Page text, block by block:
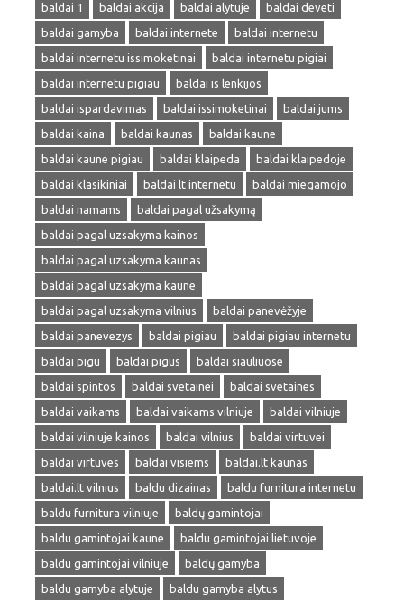
baldai 1
baldai akcija baldai alytuje
baldai deveti
baldai gamyba
baldai internete
baldai internetu
baldai internetu issimoketinai
baldai internetu pigiai
baldai internetu pigiau
baldai is lenkijos
baldai ispardavimas
baldai issimoketinai
baldai jums
baldai kaina
baldai kaunas
baldai kaune
baldai kaune pigiau
baldai klaipeda
baldai klaipedoje
baldai klasikiniai
baldai lt internetu
baldai miegamojo
baldai namams
baldai pagal užsakymą
baldai pagal uzsakyma kainos
baldai pagal uzsakyma kaunas
baldai pagal uzsakyma kaune
baldai pagal uzsakyma vilnius
baldai panevėžyje
baldai panevezys
baldai pigiau
baldai pigiau internetu
baldai pigu
baldai pigus
baldai siauliuose
baldai spintos
baldai svetainei
baldai svetaines
baldai vaikams
baldai vaikams vilniuje
baldai vilniuje
baldai vilniuje kainos
baldai vilnius
baldai virtuvei
baldai virtuves
baldai visiems
baldai.lt kaunas
baldai.lt vilnius
baldu dizainas
baldu furnitura internetu
baldu furnitura vilniuje
baldų gamintojai
baldu gamintojai kaune
baldu gamintojai lietuvoje
baldu gamintojai vilniuje
baldų gamyba
baldu gamyba alytuje
baldu gamyba alytus